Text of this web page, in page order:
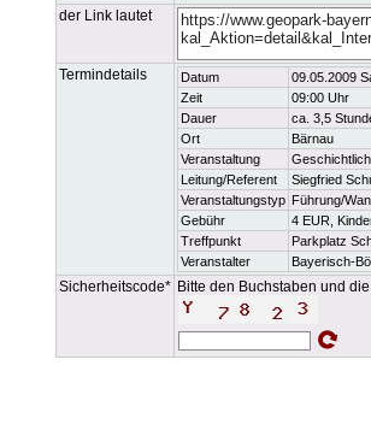
der Link lautet
Termindetails Datum
09.05.2009
Zeit
09:00 Uhr
Dauer
ca. 3,5
Ort
Bärnau
Veranstaltung
Leitung/Referent
Siegfried
Veranstaltungstyp Führung/
Gebühr
4 EUR,
Treffpunkt
Parkplatz
Veranstalter
Bayerisch-
Sicherheitscode* Bitte den Buchstaben und